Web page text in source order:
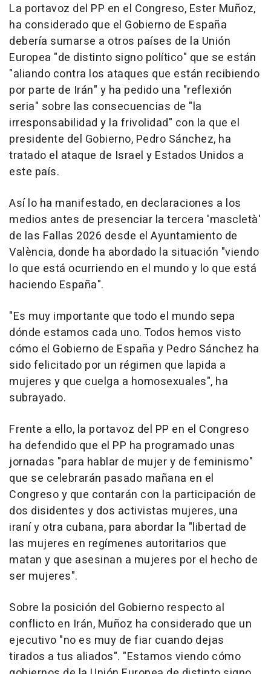
La portavoz del PP en el Congreso, Ester Muñoz,
ha considerado que el Gobierno de España
debería sumarse a otros países de la Unión
Europea "de distinto signo político" que se están
"aliando contra los ataques que están recibiendo
por parte de Irán" y ha pedido una "reflexión
seria" sobre las consecuencias de "la
irresponsabilidad y la frivolidad" con la que el
presidente del Gobierno, Pedro Sánchez, ha
tratado el ataque de Israel y Estados Unidos a
este país.
Así lo ha manifestado, en declaraciones a los
medios antes de presenciar la tercera 'mascletà'
de las Fallas 2026 desde el Ayuntamiento de
València, donde ha abordado la situación "viendo
lo que está ocurriendo en el mundo y lo que está
haciendo España".
"Es muy importante que todo el mundo sepa
dónde estamos cada uno. Todos hemos visto
cómo el Gobierno de España y Pedro Sánchez ha
sido felicitado por un régimen que lapida a
mujeres y que cuelga a homosexuales", ha
subrayado.
Frente a ello, la portavoz del PP en el Congreso
ha defendido que el PP ha programado unas
jornadas "para hablar de mujer y de feminismo"
que se celebrarán pasado mañana en el
Congreso y que contarán con la participación de
dos disidentes y dos activistas mujeres, una
iraní y otra cubana, para abordar la "libertad de
las mujeres en regímenes autoritarios que
matan y que asesinan a mujeres por el hecho de
ser mujeres".
Sobre la posición del Gobierno respecto al
conflicto en Irán, Muñoz ha considerado que un
ejecutivo "no es muy de fiar cuando dejas
tirados a tus aliados". "Estamos viendo cómo